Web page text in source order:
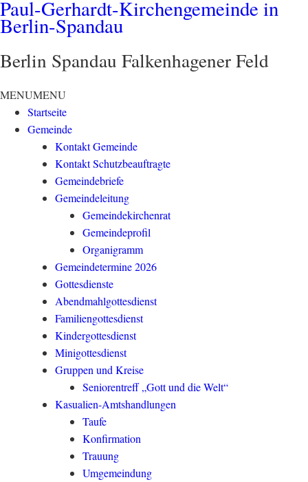
Paul-Gerhardt-Kirchengemeinde in
Berlin-Spandau
Berlin Spandau Falkenhagener Feld
MENUMENU
Startseite
Gemeinde
Kontakt Gemeinde
Kontakt Schutzbeauftragte
Gemeindebriefe
Gemeindeleitung
Gemeindekirchenrat
Gemeindeprofil
Organigramm
Gemeindetermine 2026
Gottesdienste
Abendmahlgottesdienst
Familiengottesdienst
Kindergottesdienst
Minigottesdienst
Gruppen und Kreise
Seniorentreff „Gott und die Welt“
Kasualien-Amtshandlungen
Taufe
Konfirmation
Trauung
Umgemeindung